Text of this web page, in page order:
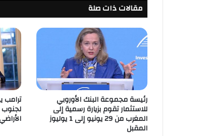
مقالات ذات صلة
رئيسة مجموعة البنك الأوروبي
للاستثمار تقوم بزيارة رسمية إلى
المغرب من 29 يونيو إلى 1 يوليوز
المقبل
ترامب
لجنوب